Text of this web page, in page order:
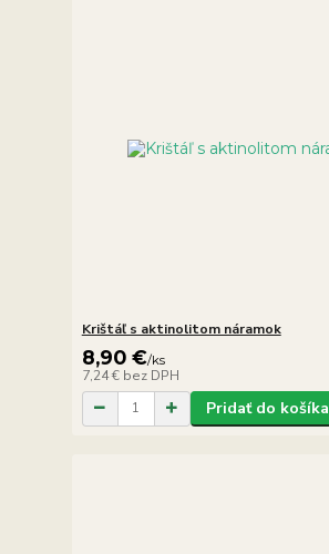
Krištáľ s aktinolitom náramok
8,90 €/ks
7,24 € bez DPH
Pridať do košíka